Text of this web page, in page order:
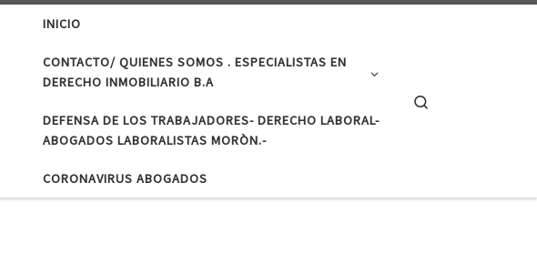
INICIO
CONTACTO/ QUIENES SOMOS . ESPECIALISTAS EN
DERECHO INMOBILIARIO B.A
DEFENSA DE LOS TRABAJADORES- DERECHO LABORAL-
ABOGADOS LABORALISTAS MORÒN.-
CORONAVIRUS ABOGADOS